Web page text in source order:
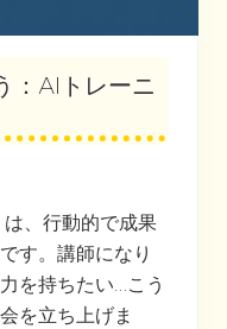
：AIトレーニ
、行動的で成果
す。講師になり
を持ちたい…こう
を立ち上げま